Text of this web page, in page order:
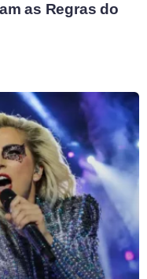
as Regras do